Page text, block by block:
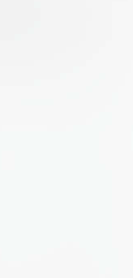
уплаты
пенсионного
разумный
имеют свойство
внесенные
сняты в любое
штрафа со
вариант
с каждым